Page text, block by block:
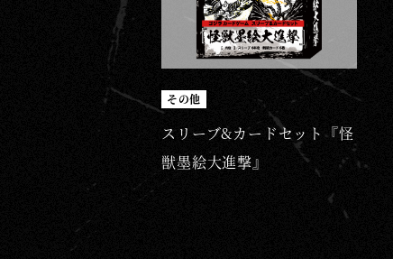
その他
スリーブ&カードセット『怪
獣墨絵大進撃』